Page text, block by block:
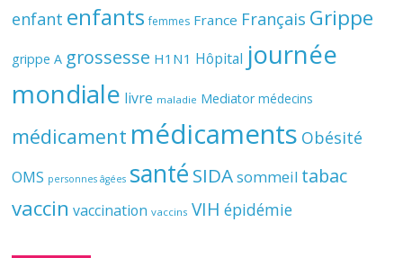
enfant enfants femmes France Français Grippe
grippe A grossesse H1N1 Hôpital journée
mondiale livre maladie Mediator médecins
médicament médicaments Obésité
OMS personnes âgées santé SIDAsommeil tabac
vaccin vaccination vaccins VIH épidémie